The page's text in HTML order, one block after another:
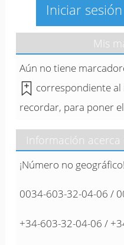
Iniciar sesión
Mis
Aún no tiene
correspondiente
recordar, para poner
Información
¡Número no geográfico!
0034-603-32-04-06 /
+34-603-32-04-06 /